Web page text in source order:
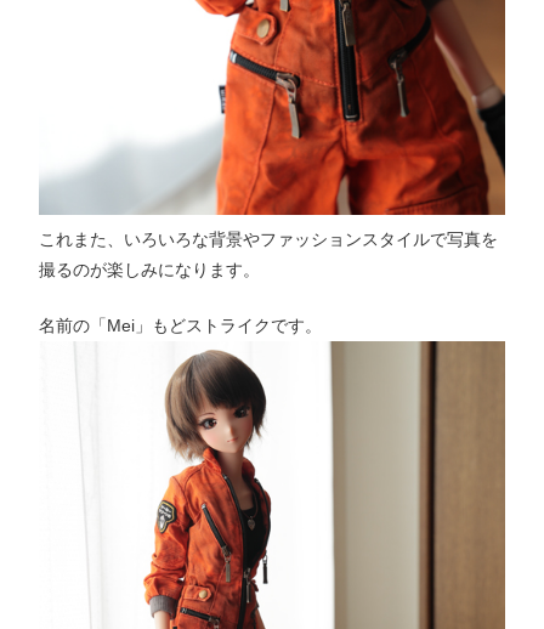
これまた、いろいろな背景やファッションスタイルで写真を
撮るのが楽しみになります。
名前の「Mei」もどストライクです。